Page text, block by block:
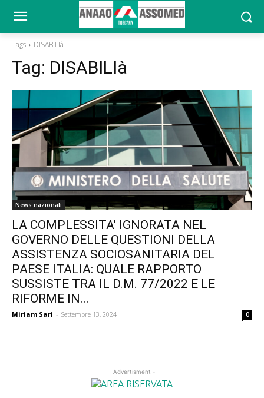
Tags DISABILIà
Tag: DISABILIà
News nazionali
LA COMPLESSITA’ IGNORATA NEL
GOVERNO DELLE QUESTIONI DELLA
ASSISTENZA SOCIOSANITARIA DEL
PAESE ITALIA: QUALE RAPPORTO
SUSSISTE TRA IL D.M. 77/2022 E LE
RIFORME IN...
Miriam Sari - Settembre 13, 2024 0
- Advertisment -